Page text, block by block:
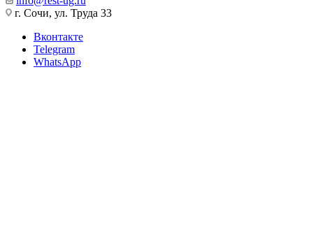
г. Сочи, ул. Труда 33
Вконтакте
Telegram
WhatsApp